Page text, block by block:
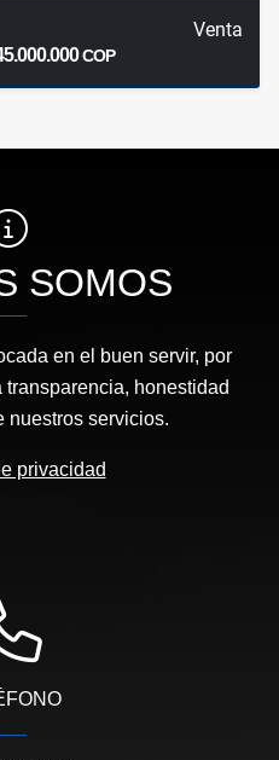
Venta
COP
SOMOS
en el buen servir, por
honestidad
nuestros servicios.
privacidad